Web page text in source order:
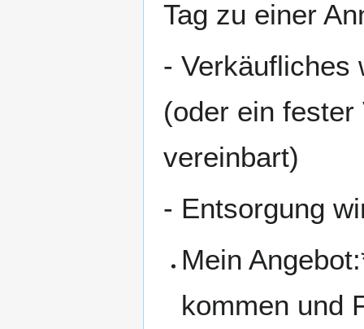
Tag zu einer
- Verkäufliches
(oder ein
vereinbart)
- Entsorgung
Mein
kommen und